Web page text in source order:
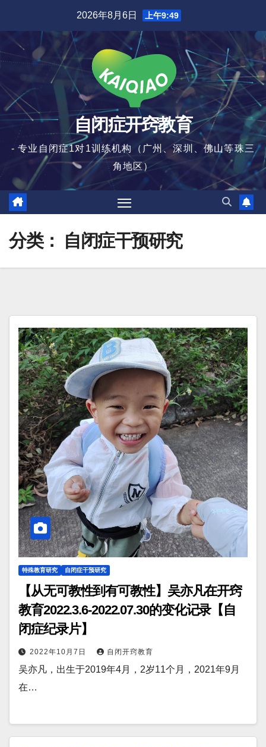
容
2026年8月6日 上午9:49
自闭症开窍教育
- 专业自闭症1对1训练机构（广州、深圳、佛山等珠三
角地区）
分类： 自闭症干预研究
特殊教育研究 自闭症干预研究
【从无可教性到有可教性】吴亦凡在开窍
教育2022.3.6-2022.07.30的变化记录【自
闭症纪录片】
2022年10月7日 自闭开窍教育
吴亦凡，出生于2019年4月，2岁11个月，2021年9月
在…